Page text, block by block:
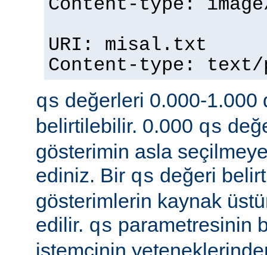
Content-type:
URI: misal.txt
Content-type:
qs değerleri 0.000-1.000
belirtilebilir. 0.000 qs
gösterimin asla
ediniz. Bir qs değeri
gösterimlerin kaynak
edilir. qs parametresinin
istemcinin